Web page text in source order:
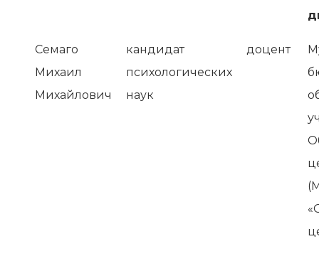
Семаго
Михаил
Михайлович
кандидат
психологических
наук
доцент